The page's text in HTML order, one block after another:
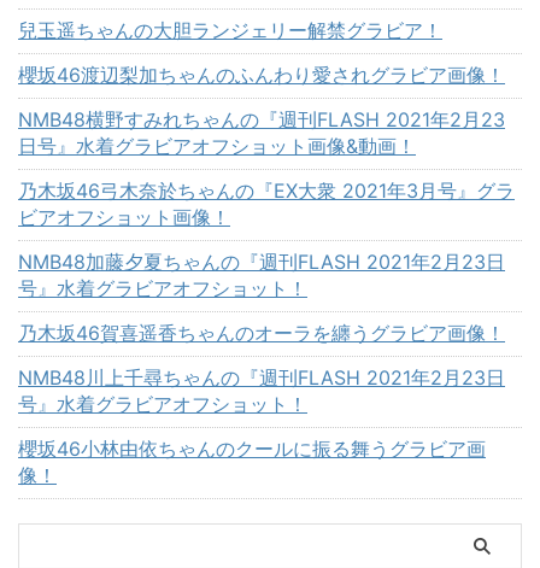
兒玉遥ちゃんの大胆ランジェリー解禁グラビア！
櫻坂46渡辺梨加ちゃんのふんわり愛されグラビア画像！
NMB48横野すみれちゃんの『週刊FLASH 2021年2月23
日号』水着グラビアオフショット画像&動画！
乃木坂46弓木奈於ちゃんの『EX大衆 2021年3月号』グラ
ビアオフショット画像！
NMB48加藤夕夏ちゃんの『週刊FLASH 2021年2月23日
号』水着グラビアオフショット！
乃木坂46賀喜遥香ちゃんのオーラを纏うグラビア画像！
NMB48川上千尋ちゃんの『週刊FLASH 2021年2月23日
号』水着グラビアオフショット！
櫻坂46小林由依ちゃんのクールに振る舞うグラビア画
像！